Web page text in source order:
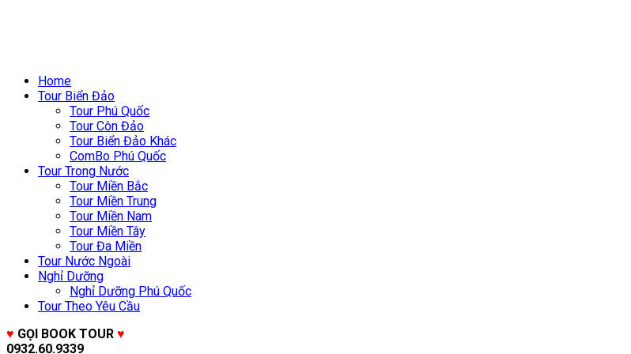
Home
Tour Biển Đảo
Tour Phú Quốc
Tour Côn Đảo
Tour Biển Đảo Khác
ComBo Phú Quốc
Tour Trong Nước
Tour Miền Bắc
Tour Miền Trung
Tour Miền Nam
Tour Miền Tây
Tour Đa Miền
Tour Nước Ngoài
Nghỉ Dưỡng
Nghỉ Dưỡng Phú Quốc
Tour Theo Yêu Cầu
♥ GỌI BOOK TOUR ♥
0932.60.9339